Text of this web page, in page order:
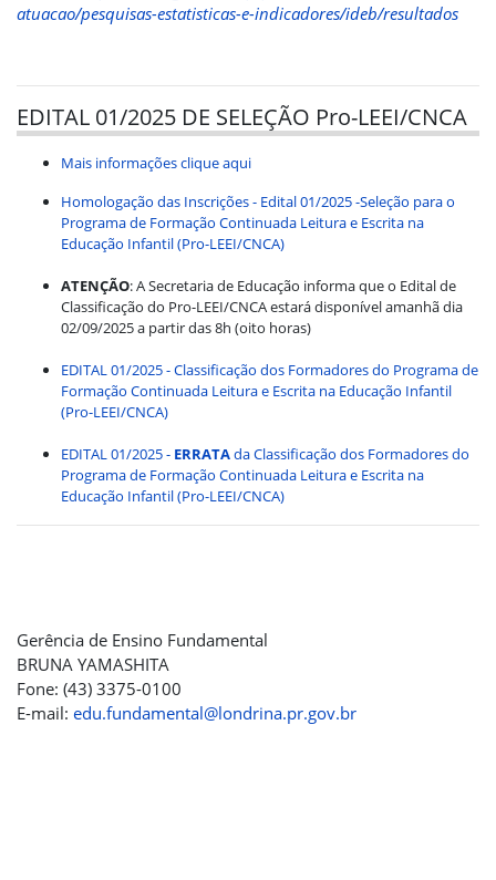
atuacao/pesquisas-estatisticas-e-indicadores/ideb/resultados
EDITAL 01/2025 DE SELEÇÃO Pro-LEEI/CNCA
Mais informações clique aqui
Homologação das Inscrições - Edital 01/2025 -Seleção para o
Programa de Formação Continuada Leitura e Escrita na
Educação Infantil (Pro-LEEI/CNCA)
ATENÇÃO: A Secretaria de Educação informa que o Edital de
Classificação do Pro-LEEI/CNCA estará disponível amanhã dia
02/09/2025 a partir das 8h (oito horas)
EDITAL 01/2025 - Classificação dos Formadores do Programa de
Formação Continuada Leitura e Escrita na Educação Infantil
(Pro-LEEI/CNCA)
EDITAL 01/2025 - ERRATAda Classificação dos Formadores do
Programa de Formação Continuada Leitura e Escrita na
Educação Infantil (Pro-LEEI/CNCA)
Gerência de Ensino Fundamental
BRUNA YAMASHITA
Fone: (43) 3375-0100
E-mail: edu.fundamental@londrina.pr.gov.br